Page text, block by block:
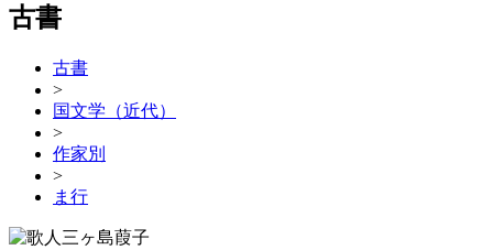
古書
古書
>
国文学（近代）
>
作家別
>
ま行